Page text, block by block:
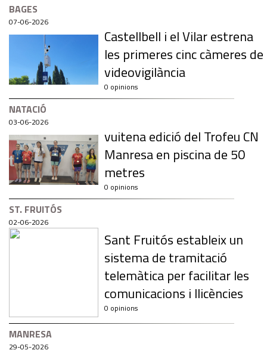
BAGES
07-06-2026
Castellbell i el Vilar estrena
les primeres cinc càmeres de
videovigilància
0 opinions
NATACIÓ
03-06-2026
vuitena edició del Trofeu CN
Manresa en piscina de 50
metres
0 opinions
ST. FRUITÓS
02-06-2026
Sant Fruitós estableix un
sistema de tramitació
telemàtica per facilitar les
comunicacions i llicències
0 opinions
MANRESA
29-05-2026